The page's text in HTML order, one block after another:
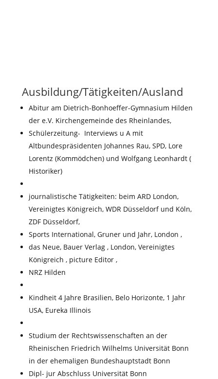
Ausbildung/Tätigkeiten/Ausland
Abitur am Dietrich-Bonhoeffer-Gymnasium Hilden
der e.V. Kirchengemeinde des Rheinlandes,
Schülerzeitung- Interviews u A mit
Altbundespräsidenten Johannes Rau, SPD, Lore
Lorentz (Kommödchen) und Wolfgang Leonhardt (
Historiker)
journalistische Tätigkeiten: beim ARD London,
Vereinigtes Königreich, WDR Düsseldorf und Köln,
ZDF Düsseldorf,
Sports International, Gruner und Jahr, London ,
das Neue, Bauer Verlag , London, Vereinigtes
Königreich , picture Editor ,
NRZ Hilden
Kindheit 4 Jahre Brasilien, Belo Horizonte, 1 Jahr
USA, Eureka Illinois
Studium der Rechtswissenschaften an der
Rheinischen Friedrich Wilhelms Universität Bonn
in der ehemaligen Bundeshauptstadt Bonn
Dipl- jur Abschluss Universität Bonn